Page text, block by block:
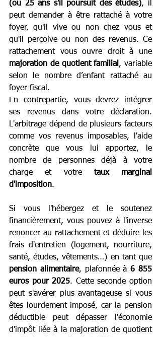
(ou 25 ans s'il poursuit des études), il
peut demander à être rattaché à votre
foyer, qu'il vive ou non chez vous et
qu'il perçoive ou non des revenus. Ce
majoration de quotient familial , variable
selon le nombre d’enfant rattaché au
foyer fiscal.
En contrepartie, vous devrez intégrer
ses revenus dans votre déclaration.
L'arbitrage dépend de plusieurs facteurs
comme vos revenus imposables, l'aide
concrète que vous lui apportez, le
nombre de personnes déjà à votre
charge et votre taux marginal
d'imposition.
Si vous l'hébergez et le soutenez
financièrement, vous pouvez à l'inverse
renoncer au rattachement et déduire les
frais d'entretien (logement, nourriture,
pension alimentaire, plafonnée à 6 855
euros pour 2025. Cette seconde option
peut s'avérer plus avantageuse si vous
êtes lourdement imposé, car la pension
déductible peut dépasser l'économie
d'impôt liée à la majoration de quotient